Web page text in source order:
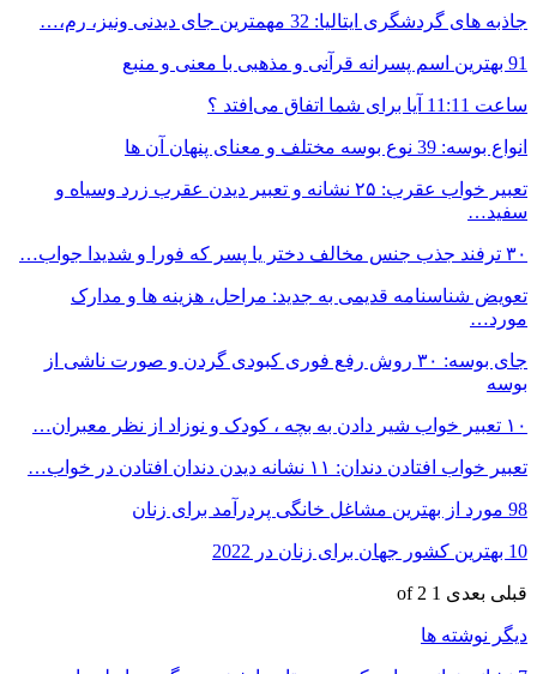
جاذبه های گردشگری ایتالیا: 32 مهمترین جای دیدنی ونیز، رم،…
91 بهترین اسم پسرانه قرآنی و مذهبی با معنی و منبع
ساعت 11:11 آیا برای شما اتفاق می‌افتد ؟
انواع بوسه: 39 نوع بوسه مختلف و معنای پنهان آن ها
تعبیر خواب عقرب: ۲۵ نشانه و تعبیر دیدن عقرب زرد وسیاه و
سفید…
۳۰ ترفند جذب جنس مخالف دختر یا پسر که فورا و شدیدا جواب…
تعویض شناسنامه قدیمی به جدید: مراحل، هزینه ها و مدارک
مورد…
جای بوسه: ۳۰ روش رفع فوری کبودی گردن و صورت ناشی از
بوسه
۱۰ تعبیر خواب شیر دادن به بچه ، کودک و نوزاد از نظر معبران…
تعبیر خواب افتادن دندان: ۱۱ نشانه دیدن دندان افتادن در خواب…
98 مورد از بهترین مشاغل خانگی پردرآمد برای زنان
10 بهترین کشور جهان برای زنان در 2022
قبلی بعدی 1 of 2
دیگر نوشته ها